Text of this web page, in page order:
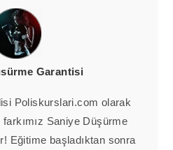
Garantisi
Poliskurslari.com olarak
Saniye Düşürme
Eğitime başladıktan sonra